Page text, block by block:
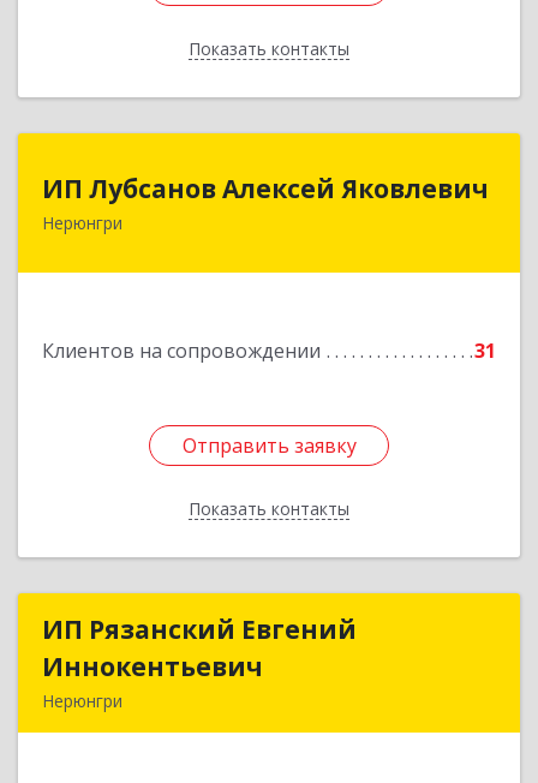
Показать контакты
Назад
ИП Лубсанов Алексей Яковлевич
Нерюнгри
Клиентов на сопровождении 31
Отправить заявку
Показать контакты
ИП Лубсанов Алексей Яковлевич
675002, Амурская область, г. Благовещенск, ул.
Отправить заявку
Назад
ИП Рязанский Евгений
Иннокентьевич
Нерюнгри
ИП Рязанский Евгений